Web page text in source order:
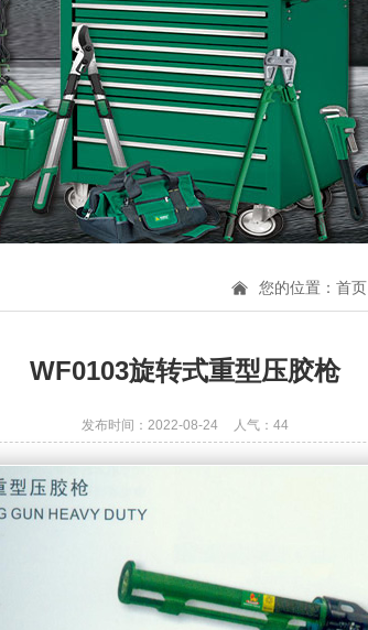
您的位置： 首页
WF0103旋转式重型压胶枪
发布时间：2022-08-24 人气： 44